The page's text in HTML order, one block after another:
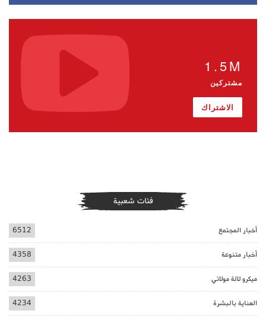
1.5M
مشتركين
الاشتراك
فئات شعبية
أخبار المجتمع 6512
أخبار متنوعة 4358
ميكرو لالة مولاتي 4263
العناية بالبشرة 4234